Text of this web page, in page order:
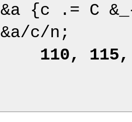
&a {c .= C
&a/c/n;
110,